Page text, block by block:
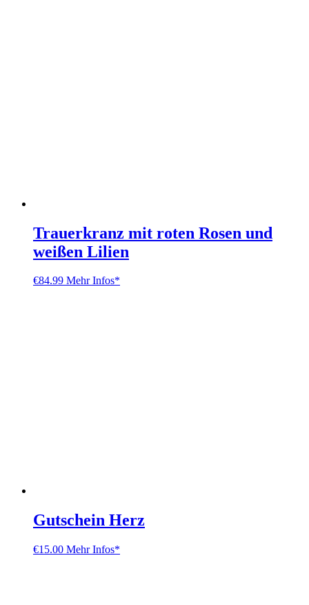
Trauerkranz mit roten Rosen und
weißen Lilien
€84.99 Mehr Infos*
Gutschein Herz
€15.00 Mehr Infos*